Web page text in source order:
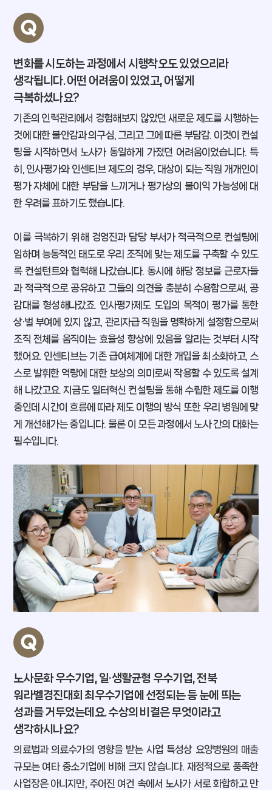
변화를 시도하는 과정에서 시행착오도 있었으리라
생각됩니다. 어떤 어려움이 있었고, 어떻게
극복하셨나요?
기존의 인력관리에서 경험해보지 않았던 새로운 제도를 시행하는
것에 대한 불안감과 의구심, 그리고 그에 따른 부담감. 이것이 컨설
팅을 시작하면서 노사가 동일하게 가졌던 어려움이었습니다. 특
히, 인사평가와 인센티브 제도의 경우, 대상이 되는 직원 개개인이
평가 자체에 대한 부담을 느끼거나 평가상의 불이익 가능성에 대
한 우려를 표하기도 했습니다.
이를 극복하기 위해 경영진과 담당 부서가 적극적으로 컨설팅에
임하며 능동적인 태도로 우리 조직에 맞는 제도를 구축할 수 있도
록 컨설턴트와 협력해 나갔습니다. 동시에 해당 정보를 근로자들
과 적극적으로 공유하고 그들의 의견을 충분히 수용함으로써, 공
감대를 형성해나갔죠. 인사평가제도 도입의 목적이 평가를 통한
상·벌 부여에 있지 않고, 관리자급 직원을 명확하게 설정함으로써
조직 전체를 움직이는 효율성 향상에 있음을 알리는 것부터 시작
했어요. 인센티브는 기존 급여체계에 대한 개입을 최소화하고, 스
스로 발휘한 역량에 대한 보상의 의미로써 작용할 수 있도록 설계
해 나갔고요. 지금도 일터혁신 컨설팅을 통해 수립한 제도를 이행
중인데 시간이 흐름에 따라 제도 이행의 방식 또한 우리 병원에 맞
게 개선해가는 중입니다. 물론 이 모든 과정에서 노사 간의 대화는
필수입니다.
노사문화 우수기업, 일·생활균형 우수기업, 전북
워라벨경진대회 최우수기업에 선정되는 등 눈에 띄는
성과를 거두었는데요. 수상의 비결은 무엇이라고
생각하시나요?
의료법과 의료수가의 영향을 받는 사업 특성상 요양병원의 매출
규모는 여타 중소기업에 비해 크지 않습니다. 재정적으로 풍족한
사업장은 아니지만, 주어진 여건 속에서 노사가 서로 화합하고 만